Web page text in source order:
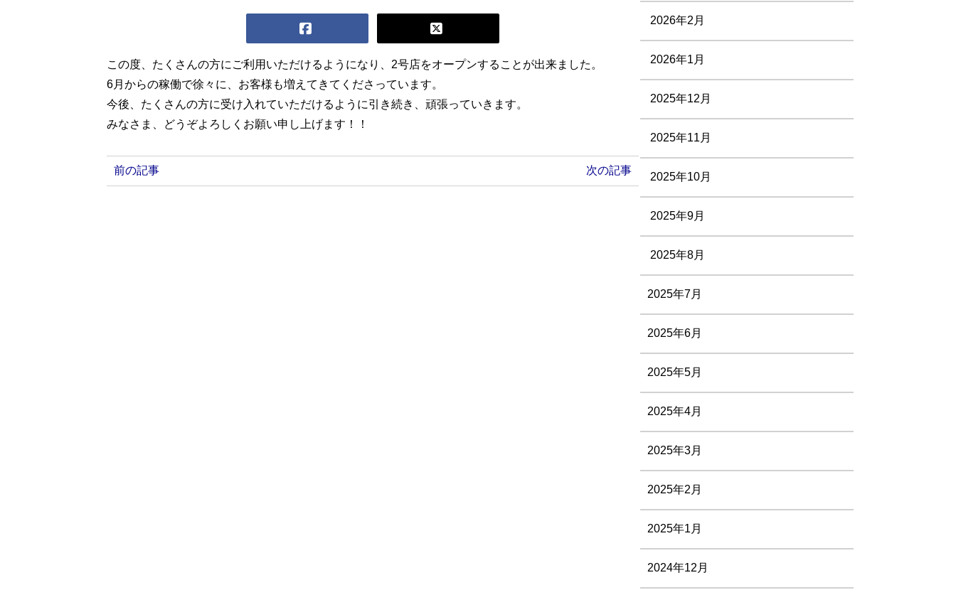
この度、たくさんの方にご利用いただけるようになり、2号店をオープンすることが出来ました。
6月からの稼働で徐々に、お客様も増えてきてくださっています。
今後、たくさんの方に受け入れていただけるように引き続き、頑張っていきます。
みなさま、どうぞよろしくお願い申し上げます！！
前の記事 次の記事
2026年2月
2026年1月
2025年12月
2025年11月
2025年10月
2025年9月
2025年8月
2025年7月
2025年6月
2025年5月
2025年4月
2025年3月
2025年2月
2025年1月
2024年12月